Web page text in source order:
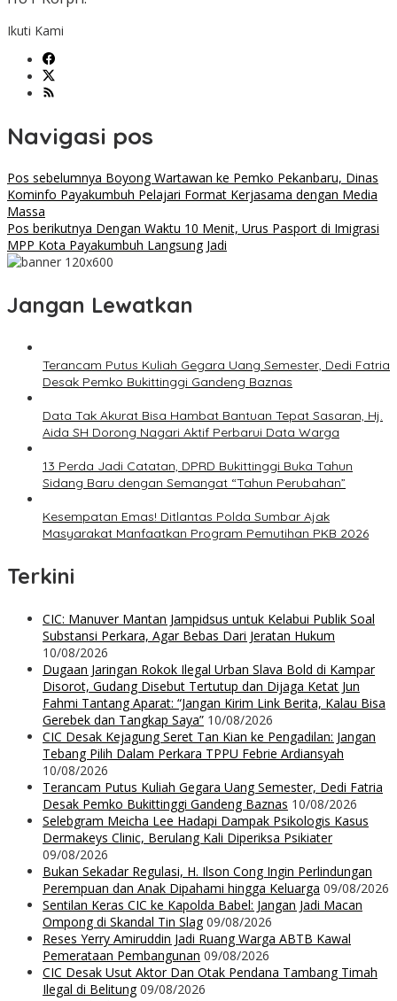
Ikuti Kami
Navigasi pos
Pos sebelumnya Boyong Wartawan ke Pemko Pekanbaru, Dinas
Kominfo Payakumbuh Pelajari Format Kerjasama dengan Media
Massa
Pos berikutnya Dengan Waktu 10 Menit, Urus Pasport di Imigrasi
MPP Kota Payakumbuh Langsung Jadi
Jangan Lewatkan
Terancam Putus Kuliah Gegara Uang Semester, Dedi Fatria
Desak Pemko Bukittinggi Gandeng Baznas
Data Tak Akurat Bisa Hambat Bantuan Tepat Sasaran, Hj.
Aida SH Dorong Nagari Aktif Perbarui Data Warga
13 Perda Jadi Catatan, DPRD Bukittinggi Buka Tahun
Sidang Baru dengan Semangat “Tahun Perubahan”
Kesempatan Emas! Ditlantas Polda Sumbar Ajak
Masyarakat Manfaatkan Program Pemutihan PKB 2026
Terkini
CIC: Manuver Mantan Jampidsus untuk Kelabui Publik Soal
Substansi Perkara, Agar Bebas Dari Jeratan Hukum
10/08/2026
Dugaan Jaringan Rokok Ilegal Urban Slava Bold di Kampar
Disorot, Gudang Disebut Tertutup dan Dijaga Ketat Jun
Fahmi Tantang Aparat: “Jangan Kirim Link Berita, Kalau Bisa
Gerebek dan Tangkap Saya” 10/08/2026
CIC Desak Kejagung Seret Tan Kian ke Pengadilan: Jangan
Tebang Pilih Dalam Perkara TPPU Febrie Ardiansyah
10/08/2026
Terancam Putus Kuliah Gegara Uang Semester, Dedi Fatria
Desak Pemko Bukittinggi Gandeng Baznas 10/08/2026
Selebgram Meicha Lee Hadapi Dampak Psikologis Kasus
Dermakeys Clinic, Berulang Kali Diperiksa Psikiater
09/08/2026
Bukan Sekadar Regulasi, H. Ilson Cong Ingin Perlindungan
Perempuan dan Anak Dipahami hingga Keluarga 09/08/2026
Sentilan Keras CIC ke Kapolda Babel: Jangan Jadi Macan
Ompong di Skandal Tin Slag 09/08/2026
Reses Yerry Amiruddin Jadi Ruang Warga ABTB Kawal
Pemerataan Pembangunan 09/08/2026
CIC Desak Usut Aktor Dan Otak Pendana Tambang Timah
Ilegal di Belitung 09/08/2026